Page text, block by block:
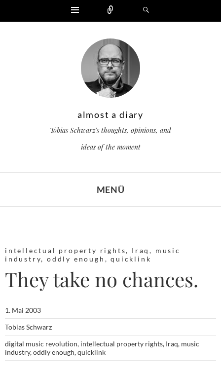
Widgets
almost a diary
Tobias Schwarz's thoughts, opinions, and
ideas of the moment
MENÜ
intellectual property rights, Iraq, music
industry,oddly enough ,quicklink
They take no chances.
1. Mai 2003
Tobias Schwarz
digital music revolution, intellectual property rights, Iraq, music
industry,oddly enough,quicklink